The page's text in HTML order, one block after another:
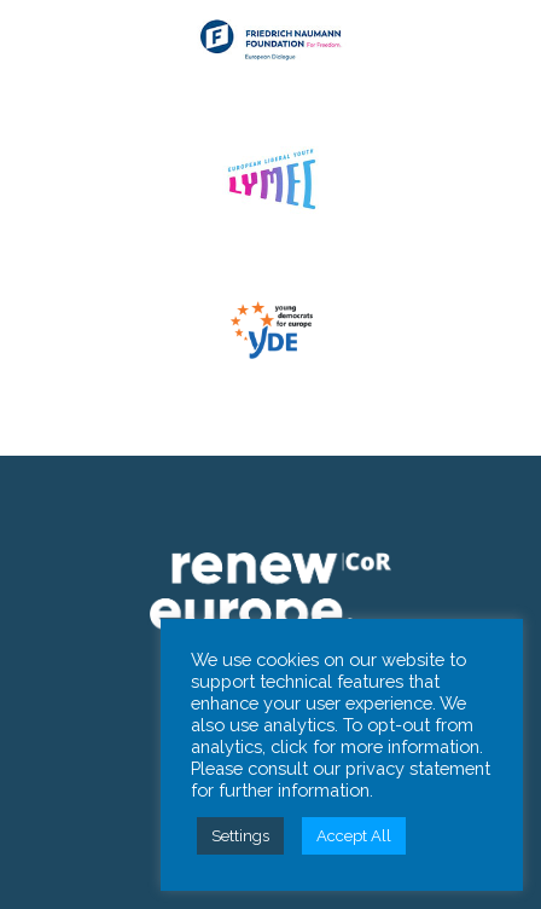
CONTACT
Renew Europe.
Committee of the Regions
101 Rue Belliardstraat
We use cookies on our website to
support technical features that
enhance your user experience. We
also use analytics. To opt-out from
analytics, click for more information.
Please consult our privacy statement
for further information.
Settings Accept All